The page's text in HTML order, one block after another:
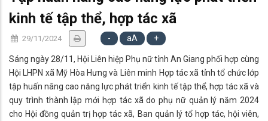
kinh tế tập thể, hợp tác xã
29/11/2024 - aA +
Sáng ngày 28/11, Hội Liên hiệp Phụ nữ tỉnh An Giang phối hợp cùng
Hội LHPN xã Mỹ Hòa Hưng và Liên minh Hợp tác xã tỉnh tổ chức lớp
tập huấn nâng cao năng lực phát triển kinh tế tập thể, hợp tác xã và
quy trình thành lập mới hợp tác xã do phụ nữ quản lý năm 2024
cho Hội đồng quản trị hợp tác xã, Ban quản lý tổ hợp tác, hội viên,